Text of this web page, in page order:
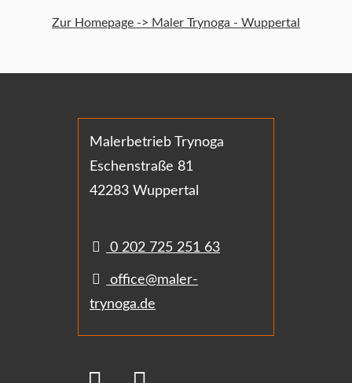
Zur Homepage -> Maler Trynoga - Wuppertal
Malerbetrieb Trynoga
Eschenstraße 81
42283 Wuppertal
0 202 725 251 63
office@maler-
trynoga.de